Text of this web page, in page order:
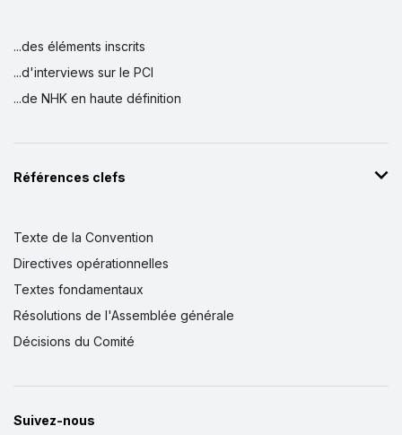
...des éléments inscrits
...d'interviews sur le PCI
...de NHK en haute définition
Références clefs
Texte de la Convention
Directives opérationnelles
Textes fondamentaux
Résolutions de l'Assemblée générale
Décisions du Comité
Suivez-nous